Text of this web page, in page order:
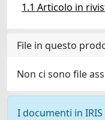
1.1 Articolo in
File in questo
Non ci sono file
I documenti in